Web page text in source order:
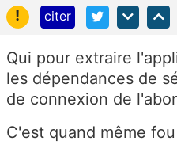
!
citer
Qui pour extraire
les dépendances de
de connexion de
C'est quand même